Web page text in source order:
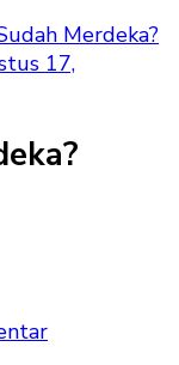
Merdeka?
17,
Cilik